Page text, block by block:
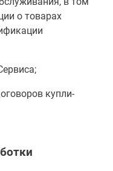
о товарах
купли-